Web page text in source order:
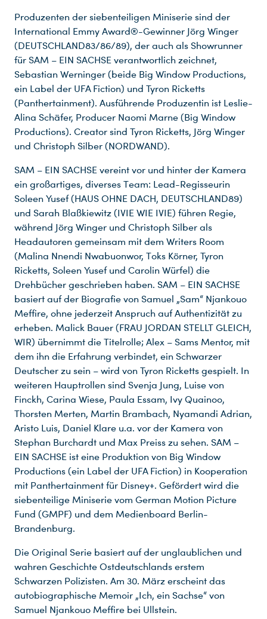
Produzenten der siebenteiligen Miniserie sind der
International Emmy Award®-Gewinner Jörg Winger
(DEUTSCHLAND83/86/89), der auch als Showrunner
für SAM – EIN SACHSE verantwortlich zeichnet,
Sebastian Werninger (beide Big Window Productions,
ein Label der UFA Fiction) und Tyron Ricketts
(Panthertainment). Ausführende Produzentin ist Leslie-
Alina Schäfer, Producer Naomi Marne (Big Window
Productions). Creator sind Tyron Ricketts, Jörg Winger
und Christoph Silber (NORDWAND).
SAM – EIN SACHSE vereint vor und hinter der Kamera
ein großartiges, diverses Team: Lead-Regisseurin
Soleen Yusef (HAUS OHNE DACH, DEUTSCHLAND89)
und Sarah Blaßkiewitz (IVIE WIE IVIE) führen Regie,
während Jörg Winger und Christoph Silber als
Headautoren gemeinsam mit dem Writers Room
(Malina Nnendi Nwabuonwor, Toks Körner, Tyron
Ricketts, Soleen Yusef und Carolin Würfel) die
Drehbücher geschrieben haben. SAM – EIN SACHSE
basiert auf der Biografie von Samuel „Sam“ Njankouo
Meffire, ohne jederzeit Anspruch auf Authentizität zu
erheben. Malick Bauer (FRAU JORDAN STELLT GLEICH,
WIR) übernimmt die Titelrolle; Alex – Sams Mentor, mit
dem ihn die Erfahrung verbindet, ein Schwarzer
Deutscher zu sein – wird von Tyron Ricketts gespielt. In
weiteren Hauptrollen sind Svenja Jung, Luise von
Finckh, Carina Wiese, Paula Essam, Ivy Quainoo,
Thorsten Merten, Martin Brambach, Nyamandi Adrian,
Aristo Luis, Daniel Klare u.a. vor der Kamera von
Stephan Burchardt und Max Preiss zu sehen. SAM –
EIN SACHSE ist eine Produktion von Big Window
Productions (ein Label der UFA Fiction) in Kooperation
mit Panthertainment für Disney+. Gefördert wird die
siebenteilige Miniserie vom German Motion Picture
Fund (GMPF) und dem Medienboard Berlin-
Brandenburg.
Die Original Serie basiert auf der unglaublichen und
wahren Geschichte Ostdeutschlands erstem
Schwarzen Polizisten. Am 30. März erscheint das
autobiographische Memoir „Ich, ein Sachse“ von
Samuel Njankouo Meffire bei Ullstein.